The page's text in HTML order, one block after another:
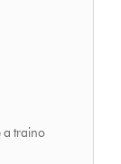
a traino